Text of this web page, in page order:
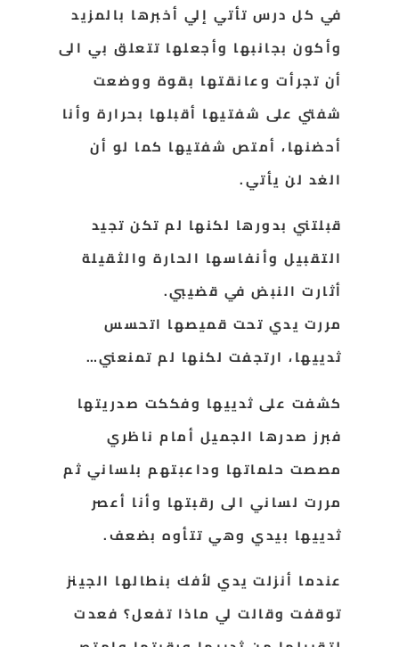
في كل درس تأتي إلي أخبرها بالمزيد
وأكون بجانبها وأجعلها تتعلق بي الى
أن تجرأت وعانقتها بقوة ووضعت
شفتي على شفتيها أقبلها بحرارة وأنا
أحضنها، أمتص شفتيها كما لو أن
الغد لن يأتي.
قبلتني بدورها لكنها لم تكن تجيد
التقبيل وأنفاسها الحارة والثقيلة
أثارت النبض في قضيبي.
مررت يدي تحت قميصها اتحسس
ثدييها، ارتجفت لكنها لم تمنعني…
كشفت على ثدييها وفككت صدريتها
فبرز صدرها الجميل أمام ناظري
مصصت حلماتها وداعبتهم بلساني ثم
مررت لساني الى رقبتها وأنا أعصر
ثدييها بيدي وهي تتأوه بضعف.
عندما أنزلت يدي لأفك بنطالها الجينز
توقفت وقالت لي ماذا تفعل؟ فعدت